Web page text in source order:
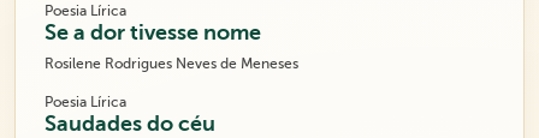
Poesia Lírica
Se a dor tivesse nome
Rosilene Rodrigues Neves de Meneses
Poesia Lírica
Saudades do céu